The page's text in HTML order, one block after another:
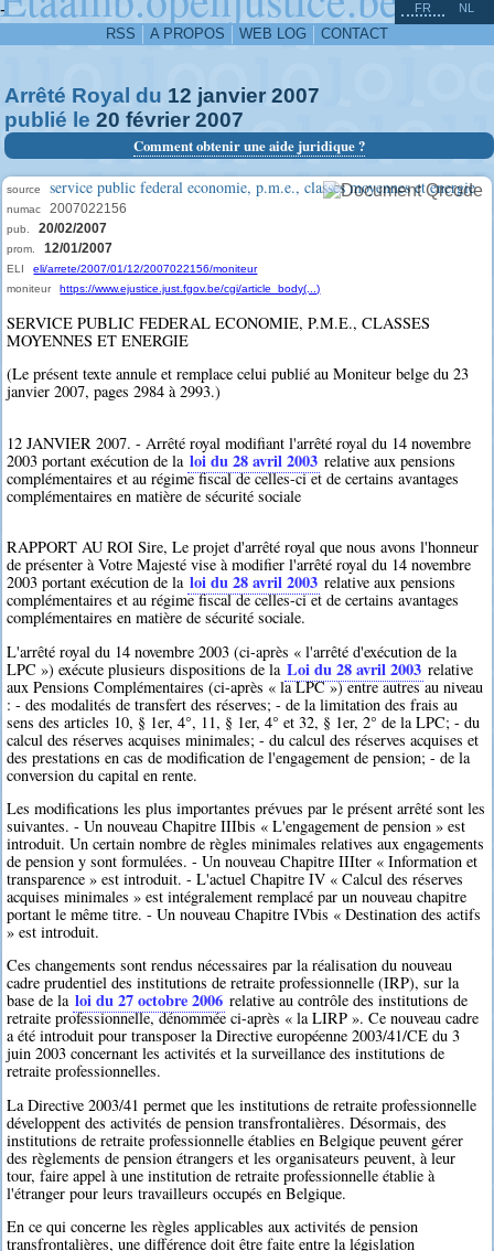
-
RSS A PROPOS WEB LOG CONTACT
FR NL
Arrêté Royal du 12 janvier 2007
publié le 20 février 2007
Comment obtenir une aide juridique ?
source service public federal economie, p.m.e., classes moyennes et energie
numac 2007022156
pub. 20/02/2007
prom. 12/01/2007
ELI
eli/arrete/2007/01/12/2007022156/moniteur
moniteur
https://www.ejustice.just.fgov.be/cgi/article_body(...)
SERVICE PUBLIC FEDERAL ECONOMIE, P.M.E., CLASSES
MOYENNES ET ENERGIE
(Le présent texte annule et remplace celui publié au Moniteur belge du 23
janvier 2007, pages 2984 à 2993.)
12 JANVIER 2007. - Arrêté royal modifiant l'arrêté royal du 14 novembre
2003 portant exécution de la loi du 28 avril 2003 relative aux pensions
complémentaires et au régime fiscal de celles-ci et de certains avantages
complémentaires en matière de sécurité sociale
RAPPORT AU ROI Sire, Le projet d'arrêté royal que nous avons l'honneur
de présenter à Votre Majesté vise à modifier l'arrêté royal du 14 novembre
2003 portant exécution de la loi du 28 avril 2003 relative aux pensions
complémentaires et au régime fiscal de celles-ci et de certains avantages
complémentaires en matière de sécurité sociale.
L'arrêté royal du 14 novembre 2003 (ci-après « l'arrêté d'exécution de la
LPC ») exécute plusieurs dispositions de la Loi du 28 avril 2003 relative
aux Pensions Complémentaires (ci-après « la LPC ») entre autres au niveau
: - des modalités de transfert des réserves; - de la limitation des frais au
sens des articles 10, § 1er, 4°, 11, § 1er, 4° et 32, § 1er, 2° de la LPC; - du
calcul des réserves acquises minimales; - du calcul des réserves acquises et
des prestations en cas de modification de l'engagement de pension; - de la
conversion du capital en rente.
Les modifications les plus importantes prévues par le présent arrêté sont les
suivantes. - Un nouveau Chapitre IIIbis « L'engagement de pension » est
introduit. Un certain nombre de règles minimales relatives aux engagements
de pension y sont formulées. - Un nouveau Chapitre IIIter « Information et
transparence » est introduit. - L'actuel Chapitre IV « Calcul des réserves
acquises minimales » est intégralement remplacé par un nouveau chapitre
portant le même titre. - Un nouveau Chapitre IVbis « Destination des actifs
» est introduit.
Ces changements sont rendus nécessaires par la réalisation du nouveau
cadre prudentiel des institutions de retraite professionnelle (IRP), sur la
base de la loi du 27 octobre 2006 relative au contrôle des institutions de
retraite professionnelle, dénommée ci-après « la LIRP ». Ce nouveau cadre
a été introduit pour transposer la Directive européenne 2003/41/CE du 3
juin 2003 concernant les activités et la surveillance des institutions de
retraite professionnelles.
La Directive 2003/41 permet que les institutions de retraite professionnelle
développent des activités de pension transfrontalières. Désormais, des
institutions de retraite professionnelle établies en Belgique peuvent gérer
des règlements de pension étrangers et les organisateurs peuvent, à leur
tour, faire appel à une institution de retraite professionnelle établie à
l'étranger pour leurs travailleurs occupés en Belgique.
En ce qui concerne les règles applicables aux activités de pension
transfrontalières, une différence doit être faite entre la législation
^